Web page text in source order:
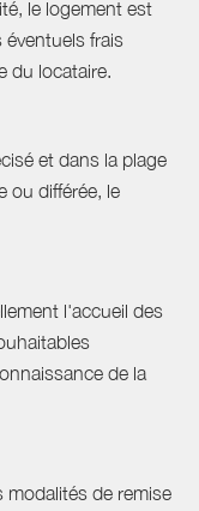
le logement est
frais
du locataire.
et dans la plage
ou différée, le
l'accueil des
de la
modalités de remise